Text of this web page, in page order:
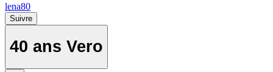
lena80
Suivre
40 ans Vero